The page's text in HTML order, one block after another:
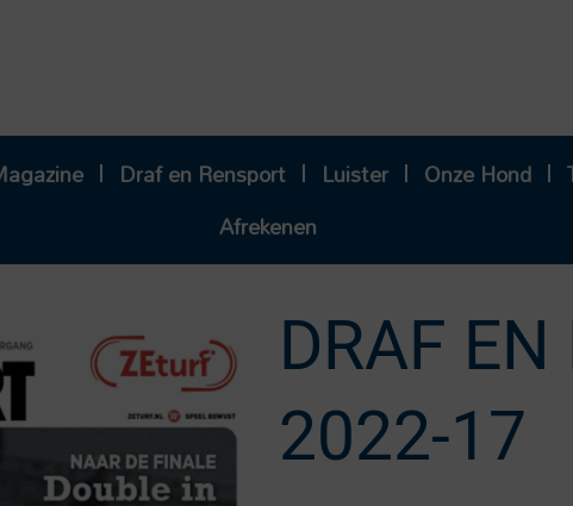
Draf en Rensport Luister Onze Hond
Afrekenen
DRAF EN
2022-17